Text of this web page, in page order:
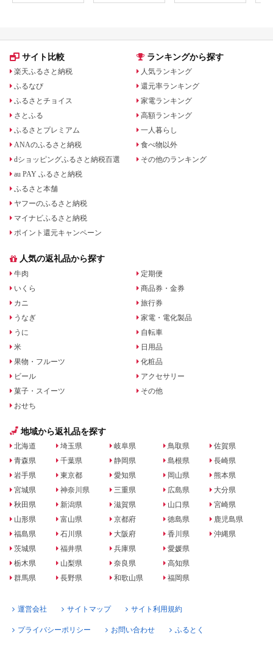
[0800]
サイト比較
楽天ふるさと納税
ふるなび
ふるさとチョイス
さとふる
ふるさとプレミアム
ANAのふるさと納税
dショッピングふるさと納税百選
au PAY ふるさと納税
ふるさと本舗
ヤフーのふるさと納税
マイナビふるさと納税
ポイント還元キャンペーン
ランキングから探す
人気ランキング
還元率ランキング
家電ランキング
高額ランキング
一人暮らし
食べ物以外
その他のランキング
人気の返礼品から探す
牛肉
いくら
カニ
うなぎ
うに
米
果物・フルーツ
ビール
菓子・スイーツ
おせち
定期便
商品券・金券
旅行券
家電・電化製品
自転車
日用品
化粧品
アクセサリー
その他
地域から返礼品を探す
北海道
青森県
岩手県
宮城県
秋田県
山形県
福島県
茨城県
栃木県
群馬県
埼玉県
千葉県
東京都
神奈川県
新潟県
富山県
石川県
福井県
山梨県
長野県
岐阜県
静岡県
愛知県
三重県
滋賀県
京都府
大阪府
兵庫県
奈良県
和歌山県
鳥取県
島根県
岡山県
広島県
山口県
徳島県
香川県
愛媛県
高知県
福岡県
佐賀県
長崎県
熊本県
大分県
宮崎県
鹿児島県
沖縄県
運営会社 サイトマップ サイト利用規約
プライバシーポリシー お問い合わせ ふるとく